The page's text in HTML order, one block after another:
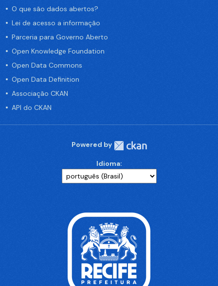
O que são dados abertos?
Lei de acesso a informação
Parceria para Governo Aberto
Open Knowledge Foundation
Open Data Commons
Open Data Definition
Associação CKAN
API do CKAN
Powered by
Idioma